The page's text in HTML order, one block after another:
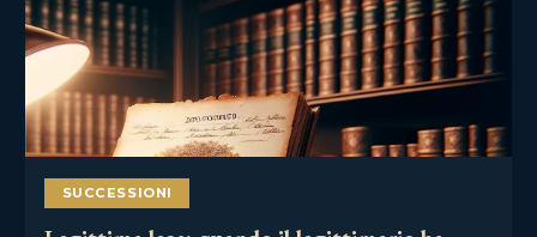
SUCCESSIONI